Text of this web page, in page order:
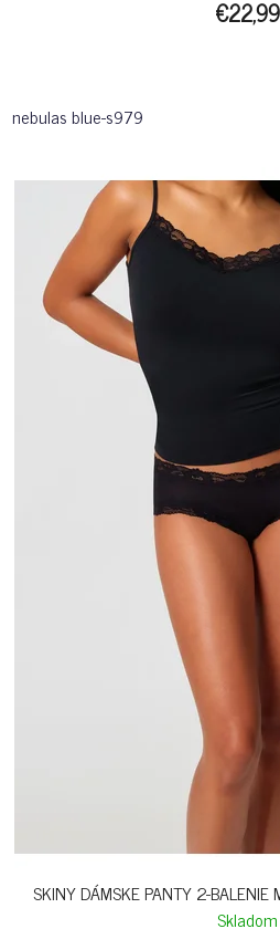
€22,99
nebulas blue-s979
SKINY DÁMSKE PANTY 2-
Skladom